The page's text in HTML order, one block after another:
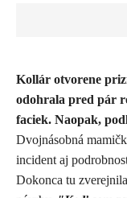
​Kollár otvorene
odohrala pred pár
faciek. Naopak,
Dvojnásobná
incident aj
Dokonca tu